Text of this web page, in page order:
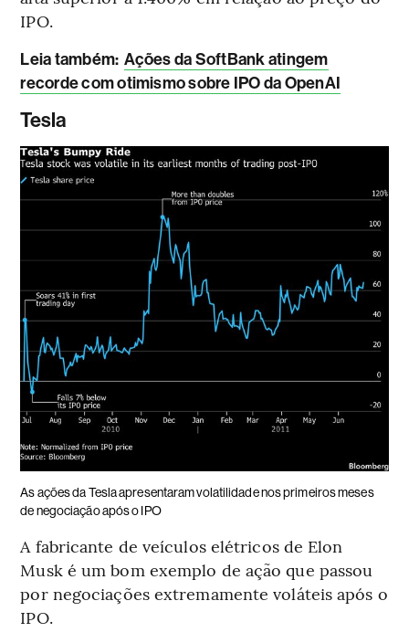
IPO.
Leia também: Ações da SoftBank atingem
recorde com otimismo sobre IPO da OpenAI
Tesla
As ações da Tesla apresentaram volatilidade nos primeiros meses
de negociação após o IPO
A fabricante de veículos elétricos de Elon
Musk é um bom exemplo de ação que passou
por negociações extremamente voláteis após o
IPO.